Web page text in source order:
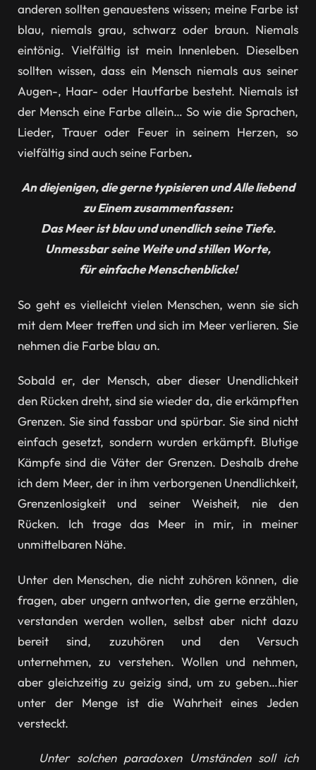
anderen sollten genauestens wissen; meine Farbe ist
blau, niemals grau, schwarz oder braun. Niemals
eintönig. Vielfältig ist mein Innenleben. Dieselben
sollten wissen, dass ein Mensch niemals aus seiner
Augen-, Haar- oder Hautfarbe besteht. Niemals ist
der Mensch eine Farbe allein… So wie die Sprachen,
Lieder, Trauer oder Feuer in seinem Herzen, so
vielfältig sind auch seine Farben.
An diejenigen, die gerne typisieren und Alle liebend
zu Einem zusammenfassen:
Das Meer ist blau und unendlich seine Tiefe.
Unmessbar seine Weite und stillen Worte,
für einfache Menschenblicke!
So geht es vielleicht vielen Menschen, wenn sie sich
mit dem Meer treffen und sich im Meer verlieren. Sie
nehmen die Farbe blau an.
Sobald er, der Mensch, aber dieser Unendlichkeit
den Rücken dreht, sind sie wieder da, die erkämpften
Grenzen. Sie sind fassbar und spürbar. Sie sind nicht
einfach gesetzt, sondern wurden erkämpft. Blutige
Kämpfe sind die Väter der Grenzen. Deshalb drehe
ich dem Meer, der in ihm verborgenen Unendlichkeit,
Grenzenlosigkeit und seiner Weisheit, nie den
Rücken. Ich trage das Meer in mir, in meiner
unmittelbaren Nähe.
Unter den Menschen, die nicht zuhören können, die
fragen, aber ungern antworten, die gerne erzählen,
verstanden werden wollen, selbst aber nicht dazu
bereit sind, zuzuhören und den Versuch
unternehmen, zu verstehen. Wollen und nehmen,
aber gleichzeitig zu geizig sind, um zu geben…hier
unter der Menge ist die Wahrheit eines Jeden
versteckt.
Unter solchen paradoxen Umständen soll ich